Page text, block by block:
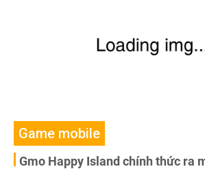
Game mobile
Gmo Happy Island chính thức ra